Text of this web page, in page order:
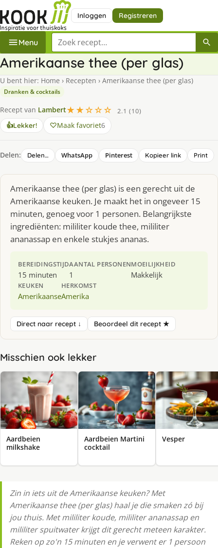
Inloggen Registreren
Menu Zoek een recept
Amerikaanse thee (per glas)
U bent hier: Home › Recepten › Amerikaanse thee (per glas)
Dranken & cocktails
Recept van Lambert★★☆☆☆
2.1 (10)
👍Lekker! Maak favoriet6
Delen: Delen… WhatsApp Pinterest Kopieer link Print
Amerikaanse thee (per glas) is een gerecht uit de
Amerikaanse keuken. Je maakt het in ongeveer 15
minuten, genoeg voor 1 personen. Belangrijkste
ingrediënten: mililiter koude thee, mililiter
ananassap en enkele stukjes ananas.
BEREIDINGSTIJD
15 minuten
AANTAL PERSONEN
1
MOEILIJKHEID
Makkelijk
KEUKEN
Amerikaanse
HERKOMST
Amerika
Direct naar recept ↓ Beoordeel dit recept ★
Misschien ook lekker
Aardbeien
milkshake
Aardbeien Martini
cocktail
Vesper
Zin in iets uit de Amerikaanse keuken? Met
Amerikaanse thee (per glas) haal je die smaken zó bij
jou thuis. Met mililiter koude, mililiter ananassap en
mililiter spuitwater krijgt dit gerecht meteen karakter.
Reken op zo'n 15 minuten en je verwent er 1 persoon